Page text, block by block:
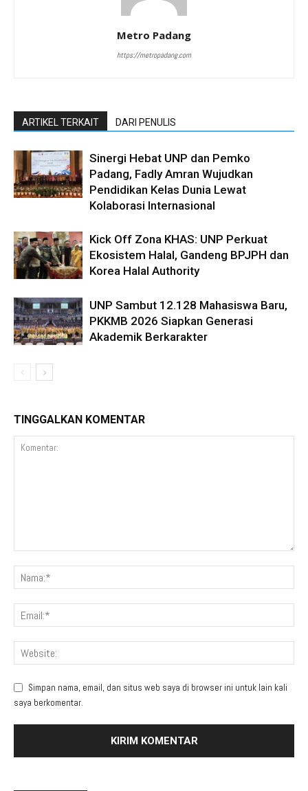
Metro Padang
https://metropadang.com
ARTIKEL TERKAIT DARI PENULIS
Sinergi Hebat UNP dan Pemko
Padang, Fadly Amran Wujudkan
Pendidikan Kelas Dunia Lewat
Kolaborasi Internasional
Kick Off Zona KHAS: UNP Perkuat
Ekosistem Halal, Gandeng BPJPH dan
Korea Halal Authority
UNP Sambut 12.128 Mahasiswa Baru,
PKKMB 2026 Siapkan Generasi
Akademik Berkarakter
TINGGALKAN KOMENTAR
Simpan nama, email, dan situs web saya di browser ini untuk lain kali
saya berkomentar.